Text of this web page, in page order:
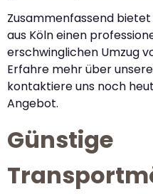
Zusammenfassend
aus Köln einen
erschwinglichen Umzug
Erfahre mehr über
kontaktiere uns noch
Angebot.
Günstige